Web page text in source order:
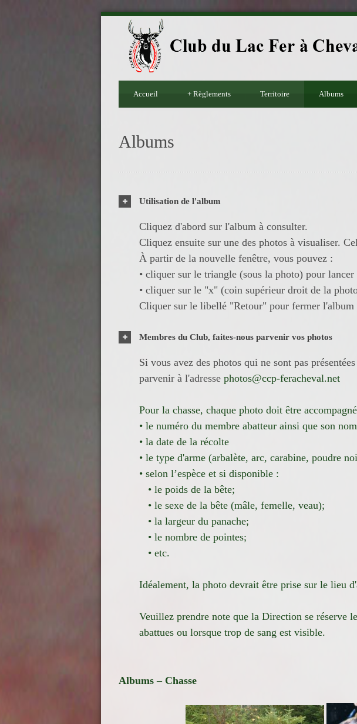
Accueil Règlements
+ Territoire Albums
Albums
Utilisation de l'album
Cliquez d'abord sur l'album à consulter.
Cliquez ensuite sur une des photos à visualiser.
À partir de la nouvelle fenêtre, vous pouvez :
• cliquer sur le triangle (sous la photo) pour lancer
• cliquer sur le "x" (coin supérieur droit de la
Cliquer sur le libellé "Retour" pour fermer l'album
Membres du Club, faites-nous parvenir vos photos
Si vous avez des photos qui ne sont pas
parvenir à l'adresse photos@ccp-feracheval.net
Pour la chasse, chaque photo doit être
• le numéro du membre abatteur ainsi que son nom
• la date de la récolte
• le type d'arme (arbalète, arc, carabine, poudre
• selon l’espèce et si disponible :
• le poids de la bête;
• le sexe de la bête (mâle, femelle, veau);
• la largeur du panache;
• le nombre de pointes;
• etc.
Idéalement, la photo devrait être prise sur le lieu
Veuillez prendre note que la Direction se réserve
abattues ou lorsque trop de sang est visible.
Albums – Chasse